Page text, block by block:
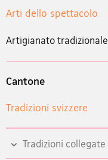
Arti dello spettacolo
Artigianato tradizionale
Cantone
Tradizioni svizzere
Tradizioni collegate